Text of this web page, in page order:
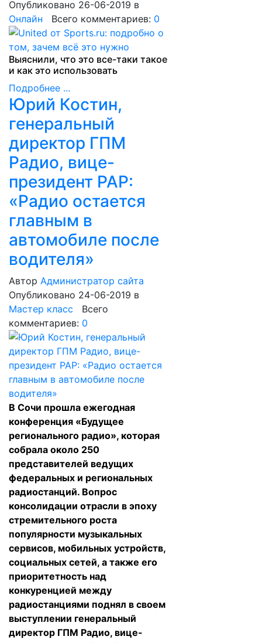
Опубликовано 26-06-2019 в
Онлайн Всего комментариев: 0
Выяснили, что это все-таки такое
и как это использовать
Подробнее ...
Юрий Костин,
генеральный
директор ГПМ
Радио, вице-
президент РАР:
«Радио остается
главным в
автомобиле после
водителя»
Автор Администратор сайта
Опубликовано 24-06-2019 в
Мастер класс Всего
комментариев: 0
В Сочи прошла ежегодная
конференция «Будущее
регионального радио», которая
собрала около 250
представителей ведущих
федеральных и региональных
радиостанций. Вопрос
консолидации отрасли в эпоху
стремительного роста
популярности музыкальных
сервисов, мобильных устройств,
социальных сетей, а также его
приоритетность над
конкуренцией между
радиостанциями поднял в своем
выступлении генеральный
директор ГПМ Радио, вице-